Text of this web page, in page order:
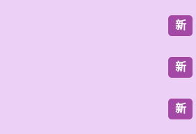
新
新
新